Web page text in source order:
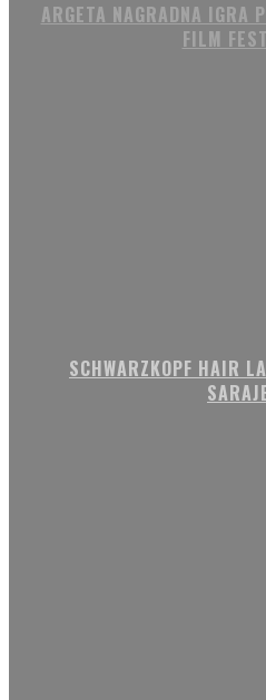
ARGETA NAGRADNA IGRA
FILM
SCHWARZKOPF HAIR